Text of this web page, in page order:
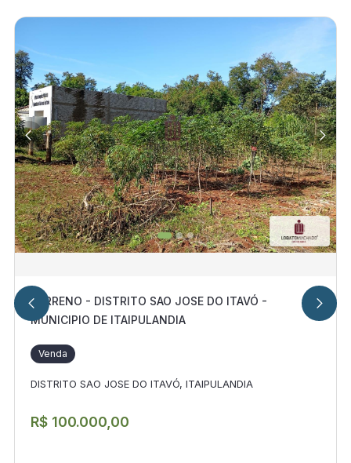
TERRENO - DISTRITO SAO JOSE DO ITAVÓ -
MUNICIPIO DE ITAIPULANDIA
Venda
DISTRITO SAO JOSE DO ITAVÓ, ITAIPULANDIA
R$ 100.000,00